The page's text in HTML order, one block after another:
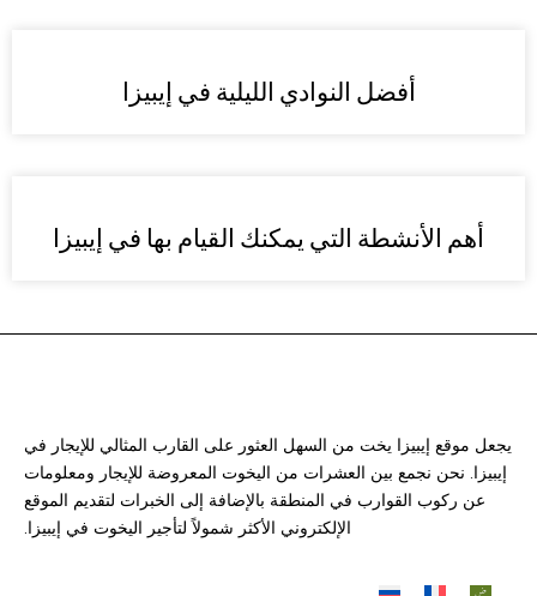
أفضل النوادي الليلية في إيبيزا
أهم الأنشطة التي يمكنك القيام بها في إيبيزا
يجعل موقع إيبيزا يخت من السهل العثور على القارب المثالي للإيجار في
إيبيزا. نحن نجمع بين العشرات من اليخوت المعروضة للإيجار ومعلومات
عن ركوب القوارب في المنطقة بالإضافة إلى الخبرات لتقديم الموقع
الإلكتروني الأكثر شمولاً لتأجير اليخوت في إيبيزا.